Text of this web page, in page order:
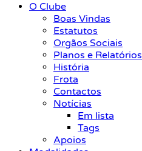
O Clube
Boas Vindas
Estatutos
Orgãos Sociais
Planos e Relatórios
História
Frota
Contactos
Notícias
Em lista
Tags
Apoios